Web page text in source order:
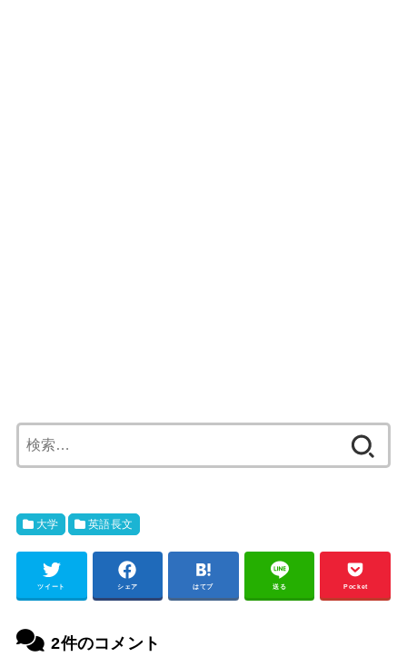
索:
大学 英語長文
ツイート シェア はてブ 送る Pocket
2件のコメント